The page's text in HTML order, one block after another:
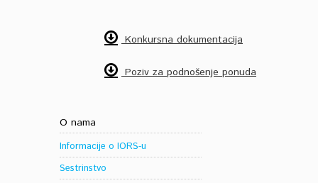
Konkursna dokumentacija
Poziv za podnošenje ponuda
O nama
Informacije o IORS-u
Sestrinstvo